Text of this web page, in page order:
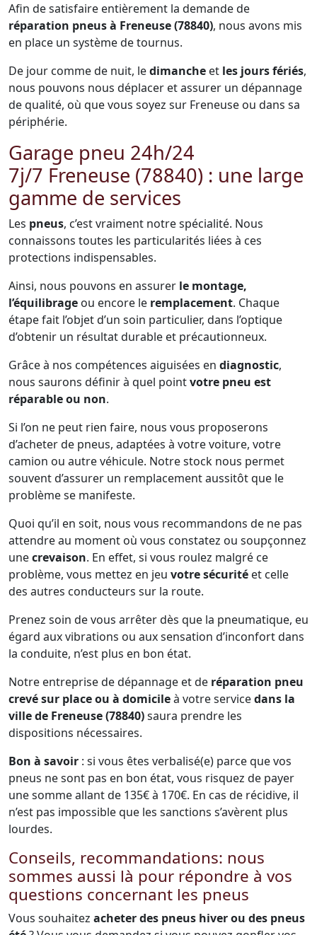
Afin de satisfaire entièrement la demande de
réparation pneus à Freneuse (78840), nous avons mis
en place un système de tournus.
De jour comme de nuit, ledimanche et les jours fériés,
nous pouvons nous déplacer et assurer un dépannage
de qualité, où que vous soyez sur Freneuse ou dans sa
périphérie.
Garage pneu 24h/24
7j/7 Freneuse (78840) : une large
gamme de services
Les pneus, c’est vraiment notre spécialité. Nous
connaissons toutes les particularités liées à ces
protections indispensables.
Ainsi, nous pouvons en assurer le montage,
l’équilibrage ou encore le remplacement. Chaque
étape fait l’objet d’un soin particulier, dans l’optique
d’obtenir un résultat durable et précautionneux.
Grâce à nos compétences aiguisées en diagnostic,
nous saurons définir à quel pointvotre pneu est
réparable ou non.
Si l’on ne peut rien faire, nous vous proposerons
d’acheter de pneus, adaptées à votre voiture, votre
camion ou autre véhicule. Notre stock nous permet
souvent d’assurer un remplacement aussitôt que le
problème se manifeste.
Quoi qu’il en soit, nous vous recommandons de ne pas
attendre au moment où vous constatez ou soupçonnez
unecrevaison. En effet, si vous roulez malgré ce
problème, vous mettez en jeu votre sécurité et celle
des autres conducteurs sur la route.
Prenez soin de vous arrêter dès que la pneumatique, eu
égard aux vibrations ou aux sensation d’inconfort dans
la conduite, n’est plus en bon état.
Notre entreprise de dépannage et de réparation pneu
crevé sur place ou à domicileà votre servicedans la
ville de Freneuse (78840)saura prendre les
dispositions nécessaires.
Bon à savoir : si vous êtes verbalisé(e) parce que vos
pneus ne sont pas en bon état, vous risquez de payer
une somme allant de 135€ à 170€. En cas de récidive, il
n’est pas impossible que les sanctions s’avèrent plus
lourdes.
Conseils, recommandations: nous
sommes aussi là pour répondre à vos
questions concernant les pneus
Vous souhaitez acheter des pneus hiver ou des pneus